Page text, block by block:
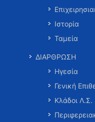
Ιστορία
Ταμεία
ΔΙΑΡΘΡΩΣΗ
Ηγεσία
Γενική
Κλάδοι